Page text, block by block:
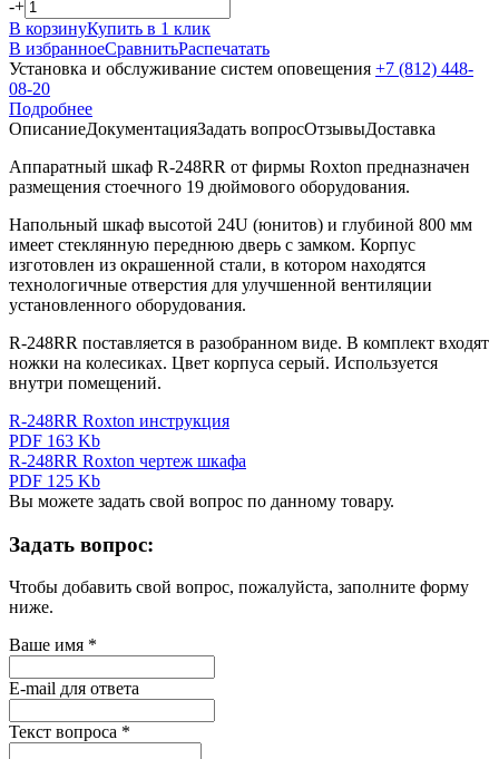
-+
В корзинуКупить в 1 клик
В избранноеСравнитьРаспечатать
Установка и обслуживание систем оповещения +7 (812) 448-
08-20
Подробнее
ОписаниеДокументацияЗадать вопросОтзывыДоставка
Аппаратный шкаф R-248RR от фирмы Roxton предназначен
размещения стоечного 19 дюймового оборудования.
Напольный шкаф высотой 24U (юнитов) и глубиной 800 мм
имеет стеклянную переднюю дверь с замком. Корпус
изготовлен из окрашенной стали, в котором находятся
технологичные отверстия для улучшенной вентиляции
установленного оборудования.
R-248RR поставляется в разобранном виде. В комплект входят
ножки на колесиках. Цвет корпуса серый. Используется
внутри помещений.
R-248RR Roxton инструкция
PDF 163 Kb
R-248RR Roxton чертеж шкафа
PDF 125 Kb
Вы можете задать свой вопрос по данному товару.
Задать вопрос:
Чтобы добавить свой вопрос, пожалуйста, заполните форму
ниже.
Ваше имя *
E-mail для ответа
Текст вопроса *